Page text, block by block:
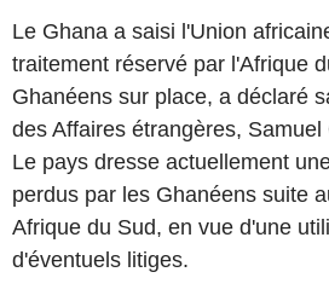
Le Ghana a saisi l'Union
traitement réservé par l'Afrique
Ghanéens sur place, a déclaré
des Affaires étrangères, Samuel
Le pays dresse actuellement
perdus par les Ghanéens suite
Afrique du Sud, en vue d'une
d'éventuels litiges.